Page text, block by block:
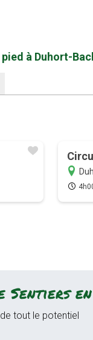
à Duhort-
Sentiers
tout le potentiel